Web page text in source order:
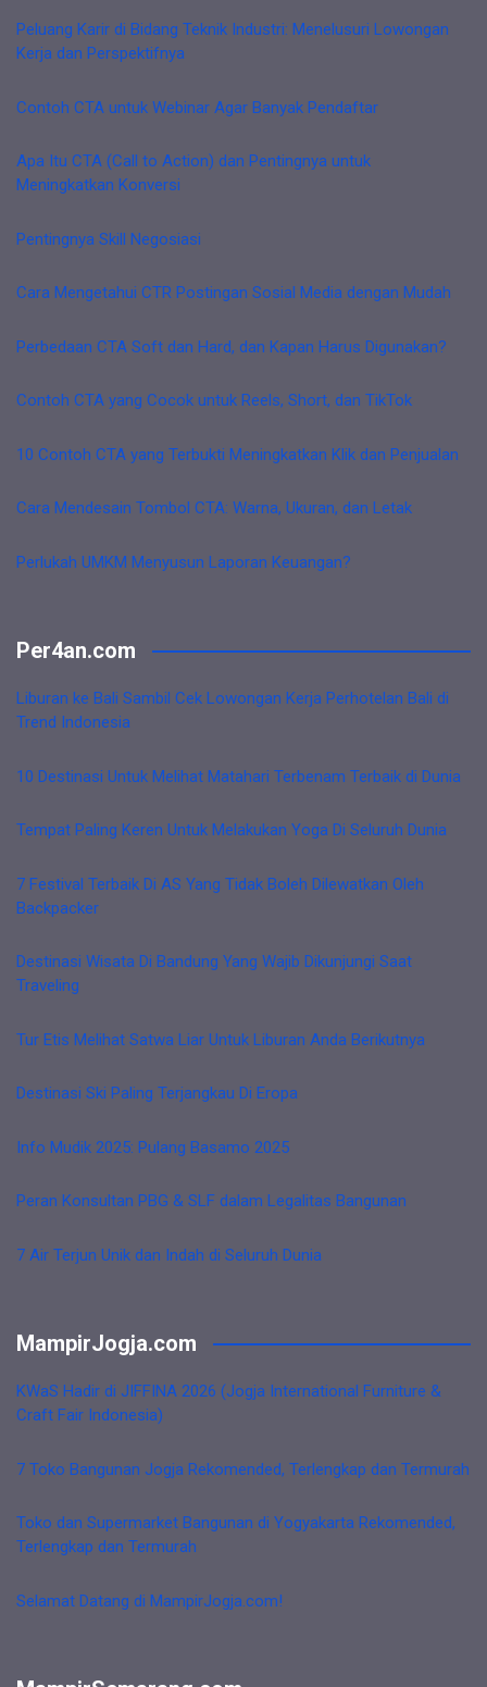
Peluang Karir di Bidang Teknik Industri: Menelusuri Lowongan
Kerja dan Perspektifnya
Contoh CTA untuk Webinar Agar Banyak Pendaftar
Apa Itu CTA (Call to Action) dan Pentingnya untuk
Meningkatkan Konversi
Pentingnya Skill Negosiasi
Cara Mengetahui CTR Postingan Sosial Media dengan Mudah
Perbedaan CTA Soft dan Hard, dan Kapan Harus Digunakan?
Contoh CTA yang Cocok untuk Reels, Short, dan TikTok
10 Contoh CTA yang Terbukti Meningkatkan Klik dan Penjualan
Cara Mendesain Tombol CTA: Warna, Ukuran, dan Letak
Perlukah UMKM Menyusun Laporan Keuangan?
Per4an.com
Liburan ke Bali Sambil Cek Lowongan Kerja Perhotelan Bali di
Trend Indonesia
10 Destinasi Untuk Melihat Matahari Terbenam Terbaik di Dunia
Tempat Paling Keren Untuk Melakukan Yoga Di Seluruh Dunia
7 Festival Terbaik Di AS Yang Tidak Boleh Dilewatkan Oleh
Backpacker
Destinasi Wisata Di Bandung Yang Wajib Dikunjungi Saat
Traveling
Tur Etis Melihat Satwa Liar Untuk Liburan Anda Berikutnya
Destinasi Ski Paling Terjangkau Di Eropa
Info Mudik 2025: Pulang Basamo 2025
Peran Konsultan PBG & SLF dalam Legalitas Bangunan
7 Air Terjun Unik dan Indah di Seluruh Dunia
MampirJogja.com
KWaS Hadir di JIFFINA 2026 (Jogja International Furniture &
Craft Fair Indonesia)
7 Toko Bangunan Jogja Rekomended, Terlengkap dan Termurah
Toko dan Supermarket Bangunan di Yogyakarta Rekomended,
Terlengkap dan Termurah
Selamat Datang di MampirJogja.com!